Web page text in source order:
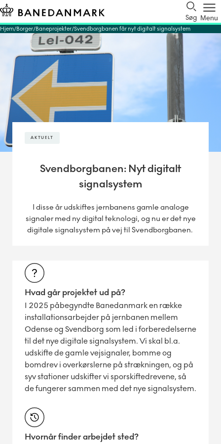
Søg Menu
Hjem Borger Baneprojekter Svendborgbanen får nyt digitalt signalsystem
AKTUELT
Svendborgbanen: Nyt digitalt
signalsystem
I disse år udskiftes jernbanens gamle analoge
signaler med ny digital teknologi, og nu er det nye
digitale signalsystem på vej til Svendborgbanen. ​
Hvad går projektet ud på?
I 2025 påbegyndte Banedanmark en række
installationsarbejder på jernbanen mellem
Odense og Svendborg som led i forberedelserne
til det nye digitale signalsystem. Vi skal bl.a.
udskifte de gamle vejsignaler, bomme og
bomdrev i overkørslerne på strækningen, og på
syv stationer udskifter vi sporskiftedrevene, så
de fungerer sammen med det nye signalsystem.
Hvornår finder arbejdet sted?